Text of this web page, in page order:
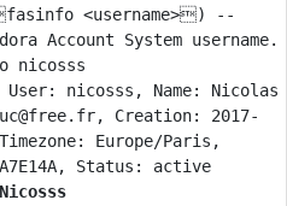
<username>) --
User: nicosss, Name: Nicolas
Creation: 2017-
Europe/Paris,
Nicosss